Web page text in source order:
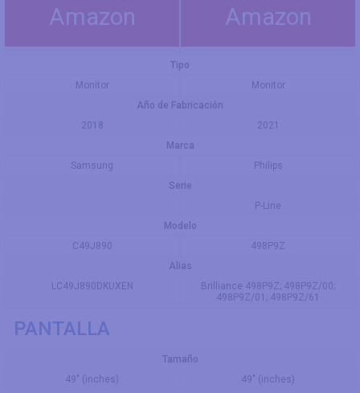
Amazon
Amazon
Tipo
Monitor
Monitor
Año de Fabricación
2018
2021
Marca
Samsung
Philips
Serie
P-Line
Modelo
C49J890
498P9Z
Alias
LC49J890DKUXEN
Brilliance 498P9Z; 498P9Z/00;
498P9Z/01; 498P9Z/61
PANTALLA
Tamaño
49" (inches)
49" (inches)